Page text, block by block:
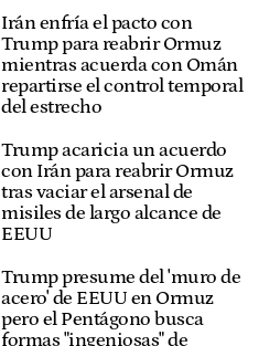
Irán enfría el pacto con
Trump para reabrir Ormuz
mientras acuerda con Omán
repartirse el control temporal
del estrecho
Trump acaricia un acuerdo
con Irán para reabrir Ormuz
tras vaciar el arsenal de
misiles de largo alcance de
EEUU
Trump presume del 'muro de
acero' de EEUU en Ormuz
pero el Pentágono busca
formas "ingeniosas" de